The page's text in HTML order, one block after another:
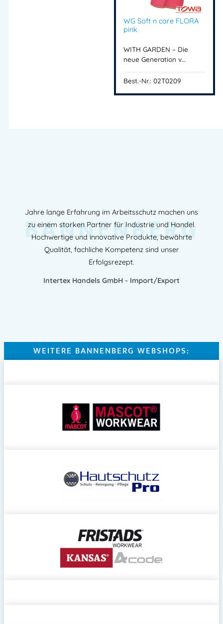
WG Soft n care FLORA
pink
WITH GARDEN – Die
neue Generation v…
Best.-Nr.: 02T0209
Jahre lange Erfahrung im Arbeitsschutz machen uns
zu einem starken Partner für Industrie und Handel.
Hochwertige und innovative Produkte, bewährte
Qualität, fachliche Kompetenz sind unser
Erfolgsrezept.
Intertex Handels GmbH - Import/Export
BANNENBERG
WEITERE BANNENBERG WEBSHOPS: